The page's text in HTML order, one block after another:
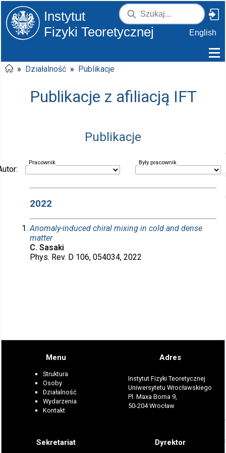
Instytut
Fizyki Teoretycznej
English
» Działalność » Publikacje
Publikacje z afiliacją IFT
Publikacje
Pracownik Były pracownik
2022
Anomaly-induced chiral mixing in cold and dense
matter
C. Sasaki
Phys. Rev. D 106, 054034, 2022
Menu
Struktura
Osoby
Działalność
Wydarzenia
Kontakt
Adres
Instytut Fizyki Teoretycznej
Uniwersytetu Wrocławskiego
Pl. Maxa Borna 9,
50-204 Wrocław
Sekretariat Dyrektor